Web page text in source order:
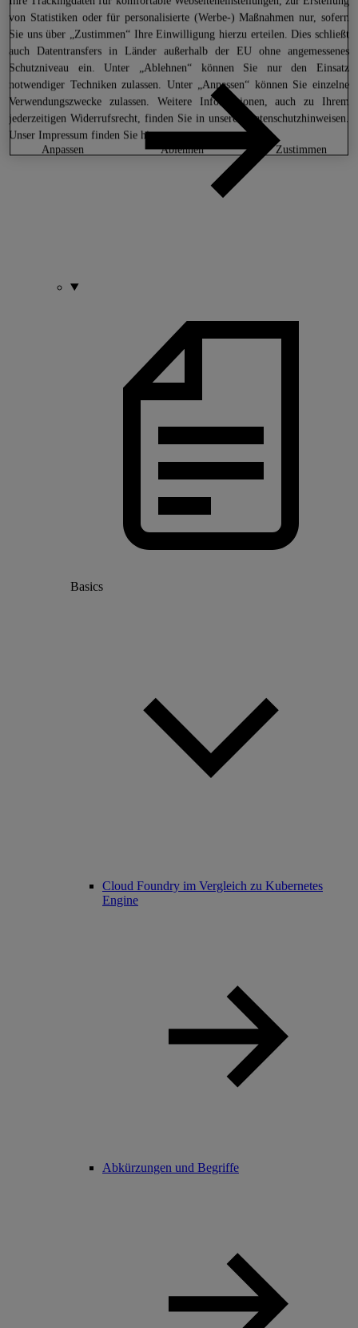
Basics
Cloud Foundry im Vergleich zu Kubernetes
Engine
Abkürzungen und Begriffe
von Statistiken oder für personalisierte (Werbe-) Maßnahmen nur, sofern
Sie uns über „Zustimmen“ Ihre Einwilligung hierzu erteilen. Dies schließt
auch Datentransfers in Länder außerhalb der EU ohne angemessenes
Schutzniveau ein. Unter „Ablehnen“ können Sie nur den Einsatz
notwendiger Techniken zulassen. Unter „Anpassen“ können Sie einzelne
Verwendungszwecke zulassen. Weitere Informationen, auch zu Ihrem
jederzeitigen Widerrufsrecht, finden Sie in unseren
Datenschutzhinweisen.
Unser Impressum finden Sie hier.
ablehnen
zustimmen
anpassen